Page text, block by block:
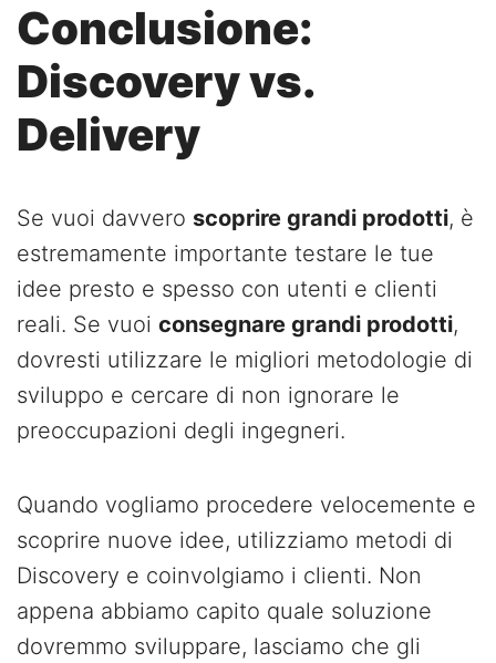
Conclusione:
Discovery vs.
Delivery
Se vuoi davvero scoprire grandi prodotti, è
estremamente importante testare le tue
idee presto e spesso con utenti e clienti
reali. Se vuoi consegnare grandi prodotti,
dovresti utilizzare le migliori metodologie di
sviluppo e cercare di non ignorare le
preoccupazioni degli ingegneri.
Quando vogliamo procedere velocemente e
scoprire nuove idee, utilizziamo metodi di
Discovery e coinvolgiamo i clienti. Non
appena abbiamo capito quale soluzione
dovremmo sviluppare, lasciamo che gli